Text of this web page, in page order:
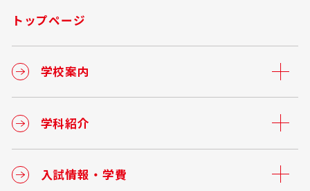
トップページ
学校案内
学科紹介
入試情報・学費